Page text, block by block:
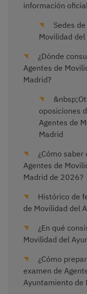
información
Sedes
Movilidad
¿Dónde
Agentes de
Madrid?
oposiciones
Agentes de
Madrid
¿Cómo saber
Agentes de
Madrid de 2026?
Histórico de
de Movilidad del
¿En qué
Movilidad del
¿Cómo
examen de
Ayuntamiento de